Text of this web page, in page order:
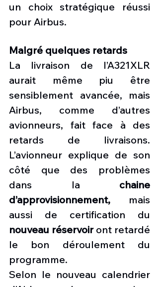
un choix stratégique réussi
pour Airbus.
Malgré quelques retards
La livraison de l’A321XLR
aurait même piu être
sensiblement avancée, mais
Airbus, comme d’autres
avionneurs, fait face à des
retards de livraisons.
L’avionneur explique de son
côté que des problèmes
dans la chaine
d’approvisionnement, mais
nouveau réservoir ont retardé
le bon déroulement du
programme.
Selon le nouveau calendrier